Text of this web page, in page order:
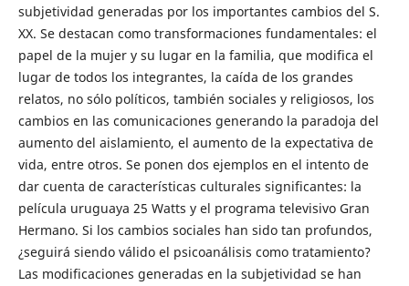
subjetividad generadas por los importantes cambios del S.
XX. Se destacan como transformaciones fundamentales: el
papel de la mujer y su lugar en la familia, que modifica el
lugar de todos los integrantes, la caída de los grandes
relatos, no sólo políticos, también sociales y religiosos, los
cambios en las comunicaciones generando la paradoja del
aumento del aislamiento, el aumento de la expectativa de
vida, entre otros. Se ponen dos ejemplos en el intento de
dar cuenta de características culturales significantes: la
película uruguaya 25 Watts y el programa televisivo Gran
Hermano. Si los cambios sociales han sido tan profundos,
¿seguirá siendo válido el psicoanálisis como tratamiento?
Las modificaciones generadas en la subjetividad se han